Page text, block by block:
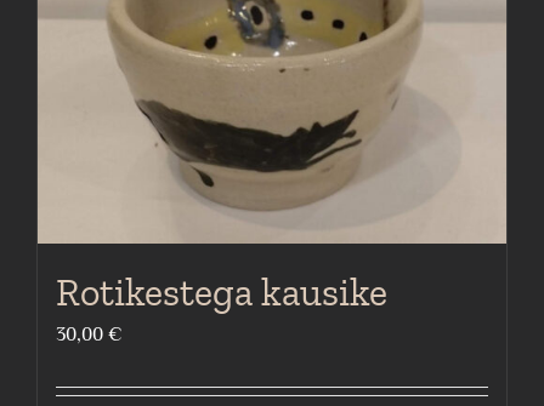
Rotikestega kausike
30,00 €